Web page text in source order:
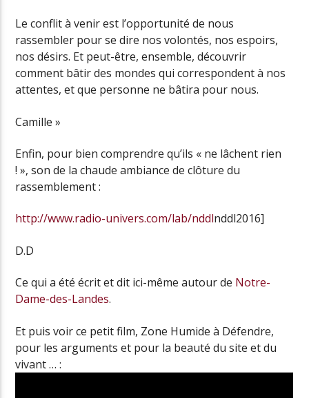
Le conflit à venir est l’opportunité de nous
rassembler pour se dire nos volontés, nos espoirs,
nos désirs. Et peut-être, ensemble, découvrir
comment bâtir des mondes qui correspondent à nos
attentes, et que personne ne bâtira pour nous.
Camille »
Enfin, pour bien comprendre qu’ils « ne lâchent rien
! », son de la chaude ambiance de clôture du
rassemblement :
http://www.radio-univers.com/lab/nddlnddl2016]
D.D
Ce qui a été écrit et dit ici-même autour de Notre-
Dame-des-Landes.
Et puis voir ce petit film, Zone Humide à Défendre,
pour les arguments et pour la beauté du site et du
vivant … :